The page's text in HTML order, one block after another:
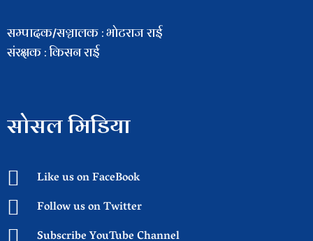
सम्पादक/सञ्चालक : भाेटराज राई
संरक्षक : किसन राई
सोसल मिडिया
Like us on FaceBook
Follow us on Twitter
Subscribe YouTube Channel